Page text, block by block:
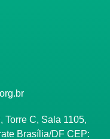
Torre C, Sala 1105,
Brasília/DF CEP: